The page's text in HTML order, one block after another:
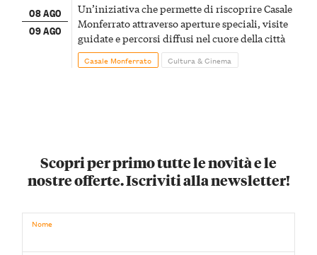
08 AGO
09 AGO
Un’iniziativa che permette di riscoprire Casale
Monferrato attraverso aperture speciali, visite
guidate e percorsi diffusi nel cuore della città
Casale Monferrato Cultura & Cinema
Scopri per primo tutte le novità e le
nostre offerte. Iscriviti alla newsletter!
Nome